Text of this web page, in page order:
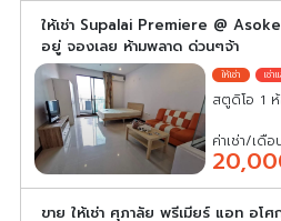
ให้เช่า Supalai Premiere @
อยู่ จองเลย ห้ามพลาด ด่วนๆจ้า
สตูดิโอ 1
ค่าเช่า/เดือ
ขาย ให้เช่า ศุภาลัย พรีเมียร์ แอท อโ